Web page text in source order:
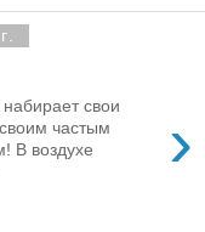
›
свои
частым
В воздухе